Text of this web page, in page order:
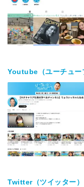
Youtube（ユーチュー
Twitter（ツイッター